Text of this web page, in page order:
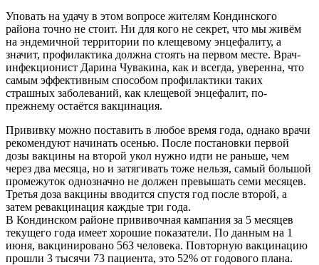
Уповать на удачу в этом вопросе жителям Кондинского
района точно не стоит. Ни для кого не секрет, что мы живём
на эндемичной территории по клещевому энцефалиту, а
значит, профилактика должна стоять на первом месте. Врач-
инфекционист Дарина Чувакина, как и всегда, уверенна, что
самым эффективным способом профилактики таких
страшных заболеваний, как клещевой энцефалит, по-
прежнему остаётся вакцинация.
Прививку можно поставить в любое время года, однако врачи
рекомендуют начинать осенью. После постановки первой
дозы вакцины на второй укол нужно идти не раньше, чем
через два месяца, но и затягивать тоже нельзя, самый большой
промежуток однозначно не должен превышать семи месяцев.
Третья доза вакцины вводится спустя год после второй, а
затем ревакцинация каждые три года.
В Кондинском районе прививочная кампания за 5 месяцев
текущего года имеет хорошие показатели. По данным на 1
июня, вакцинировано 563 человека. Повторную вакцинацию
прошли 3 тысячи 73 пациента, это 52% от годового плана.